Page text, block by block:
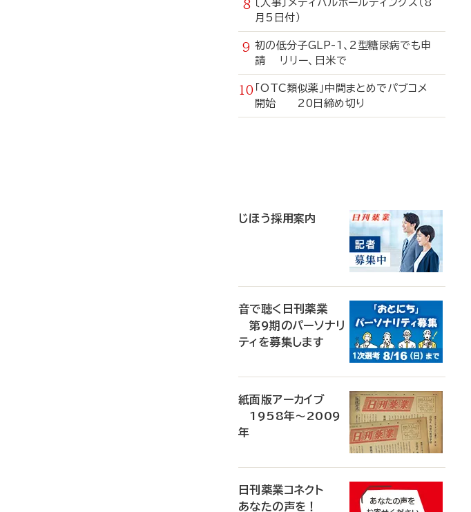
〔人事〕メディパルホールディングス（8
月5日付）
初の低分子GLP-1、2型糖尿病でも申
請 リリー、日米で
「OTC類似薬」中間まとめでパブコメ
開始 20日締め切り
じほう採用案内
音で聴く日刊薬業
第9期のパーソナリ
ティを募集します
紙面版アーカイブ
1958年～2009
年
日刊薬業コネクト
あなたの声を！